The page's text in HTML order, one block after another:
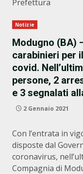
Prefettura
Notizie
Modugno (BA)
carabinieri per
covid.
persone, 2
e 3 segnalati
2 Gennaio 2021
Con l’entrata in
disposte dal
coronavirus,
Compagnia di